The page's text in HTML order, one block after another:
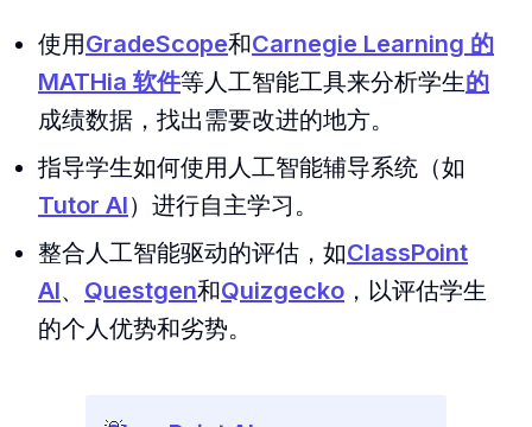
使用GradeScope和Carnegie Learning 的
MATHia 软件等人工智能工具来分析学生的
成绩数据，找出需要改进的地方。
指导学生如何使用人工智能辅导系统（如
Tutor AI）进行自主学习。
整合人工智能驱动的评估，如ClassPoint
AI、 Questgen和Quizgecko ，以评估学生
的个人优势和劣势。